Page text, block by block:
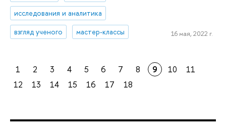
исследования и аналитика
взгляд ученого
мастер-классы 16 мая, 2022 г.
1 2 3 4 5 6 7 8 9 10
11
12
13 14 15 16 17 18